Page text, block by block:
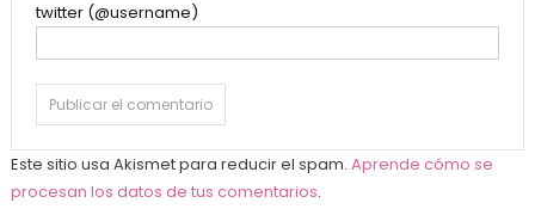
twitter (@username)
Este sitio usa Akismet para reducir el spam. Aprende cómo se
procesan los datos de tus comentarios.